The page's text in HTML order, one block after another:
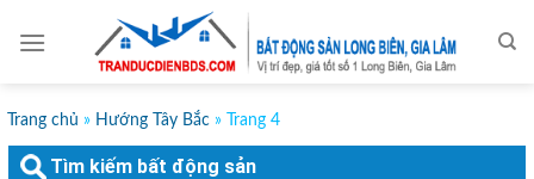
Trang chủ » Hướng Tây Bắc » Trang 4
Tìm kiếm bất động sản